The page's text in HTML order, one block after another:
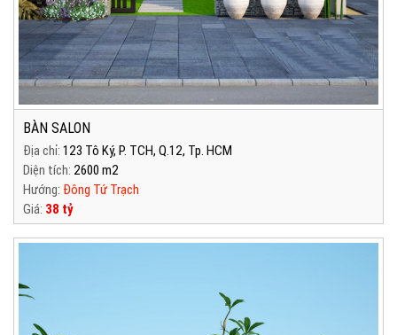
BÀN SALON
Địa chỉ: 123 Tô Ký, P. TCH, Q.12, Tp. HCM
Diện tích: 2600 m2
Hướng: Đông Tứ Trạch
Giá: 38 tỷ